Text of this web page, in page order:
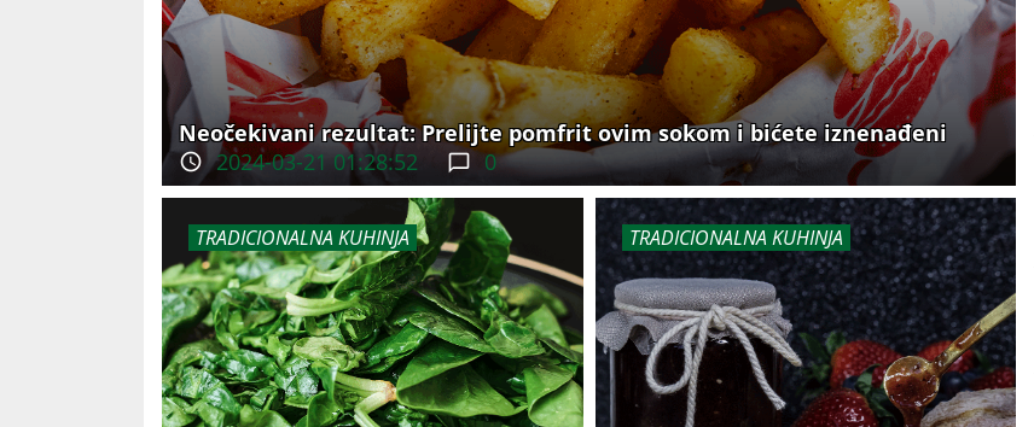
Neočekivani rezultat: Prelijte pomfrit ovim sokom i bićete iznenađeni
2024-03-21 01:28:52
0
TRADICIONALNA KUHINJA TRADICIONALNA KUHINJA